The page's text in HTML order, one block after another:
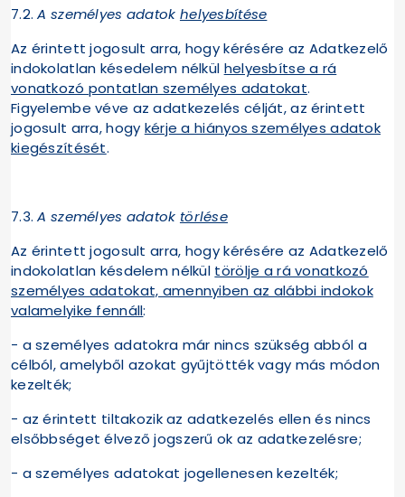
7.2.A személyes adatok helyesbítése
Az érintett jogosult arra, hogy kérésére az Adatkezelő
indokolatlan késedelem nélkül helyesbítse a rá
vonatkozó pontatlan személyes adatokat.
Figyelembe véve az adatkezelés célját, az érintett
jogosult arra, hogy kérje a hiányos személyes adatok
kiegészítését.
7.3.A személyes adatok törlése
Az érintett jogosult arra, hogy kérésére az Adatkezelő
indokolatlan késdelem nélkül törölje a rá vonatkozó
személyes adatokat, amennyiben az alábbi indokok
valamelyike fennáll:
- a személyes adatokra már nincs szükség abból a
célból, amelyből azokat gyűjtötték vagy más módon
kezelték;
- az érintett tiltakozik az adatkezelés ellen és nincs
elsőbbséget élvező jogszerű ok az adatkezelésre;
- a személyes adatokat jogellenesen kezelték;